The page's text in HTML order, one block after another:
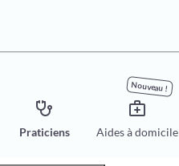
stethoscope
Praticiens
Nouveau !
medical_services
Aides à domicile